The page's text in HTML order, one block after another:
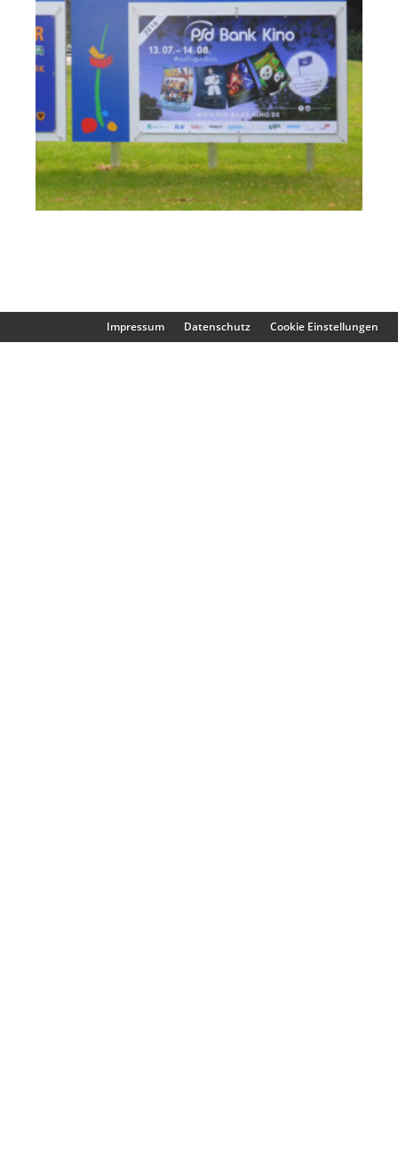
Impressum Datenschutz Cookie Einstellungen